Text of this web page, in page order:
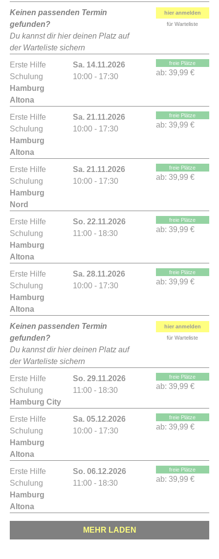
Keinen passenden Termin
gefunden?
Du kannst dir hier deinen Platz auf
der Warteliste sichern
hier anmelden
für Warteliste
Erste Hilfe
Schulung
Hamburg
Altona
Sa. 14.11.2026
10:00 - 17:30
freie Plätze
ab: 39,99 €
Erste Hilfe
Schulung
Hamburg
Altona
Sa. 21.11.2026
10:00 - 17:30
freie Plätze
ab: 39,99 €
Erste Hilfe
Schulung
Hamburg
Nord
Sa. 21.11.2026
10:00 - 17:30
freie Plätze
ab: 39,99 €
Erste Hilfe
Schulung
Hamburg
Altona
So. 22.11.2026
11:00 - 18:30
freie Plätze
ab: 39,99 €
Erste Hilfe
Schulung
Hamburg
Altona
Sa. 28.11.2026
10:00 - 17:30
freie Plätze
ab: 39,99 €
Keinen passenden Termin
gefunden?
Du kannst dir hier deinen Platz auf
der Warteliste sichern
hier anmelden
für Warteliste
Erste Hilfe
Schulung
Hamburg City
So. 29.11.2026
11:00 - 18:30
freie Plätze
ab: 39,99 €
Erste Hilfe
Schulung
Hamburg
Altona
Sa. 05.12.2026
10:00 - 17:30
freie Plätze
ab: 39,99 €
Erste Hilfe
Schulung
Hamburg
Altona
So. 06.12.2026
11:00 - 18:30
freie Plätze
ab: 39,99 €
MEHR LADEN